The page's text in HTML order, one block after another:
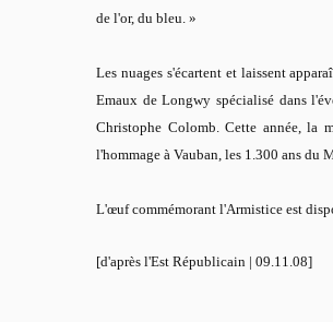
de l'or, du bleu. »
Les nuages s'écartent et laissent
Emaux de Longwy spécialisé dans
Christophe Colomb. Cette année, la
l'hommage à Vauban, les 1.300 ans du
L'œuf commémorant l'Armistice est
[d'après l'Est Républicain | 09.11.08]